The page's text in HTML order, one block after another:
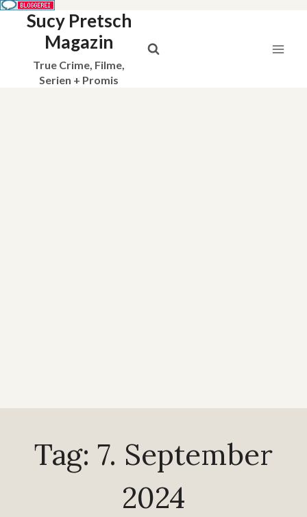
Sucy Pretsch
Magazin
True Crime, Filme,
Serien + Promis
Tag: 7. September
2024